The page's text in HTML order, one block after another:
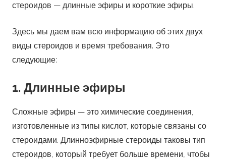
стероидов — длинные эфиры и короткие эфиры.
Здесь мы даем вам всю информацию об этих двух
виды стероидов и время требования. Это
следующие:
1. Длинные эфиры
Сложные эфиры — это химические соединения,
изготовленные из типы кислот, которые связаны со
стероидами. Длинноэфирные стероиды таковы тип
стероидов, который требует больше времени, чтобы